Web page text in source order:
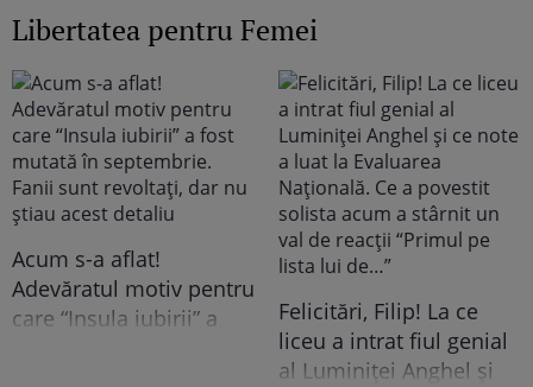
Libertatea pentru Femei
Acum s-a aflat!
Adevăratul motiv pentru
care “Insula iubirii” a
Felicitări, Filip! La ce
liceu a intrat fiul genial
al Luminiței Anghel și